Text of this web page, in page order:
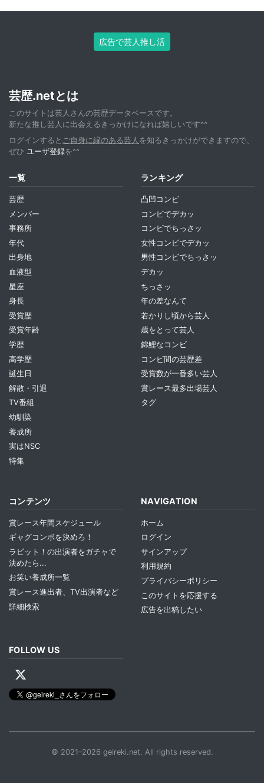
広告で芸人推し活
芸歴.netとは
このサイトは芸人さんの芸歴データベースです。
新たな推し芸人に出会えるきっかけになれば嬉しいです^^
ログインすると ご自身に縁のある芸人 を知るきっかけができますので、
ぜひ ユーザ登録を^^
一覧
芸歴
メンバー
事務所
年代
出身地
血液型
星座
身長
受賞歴
受賞年齢
学歴
高学歴
誕生日
解散・引退
TV番組
幼馴染
養成所
実はNSC
特集
ランキング
凸凹コンビ
コンビでデカッ
コンビでちっさッ
女性コンビでデカッ
男性コンビでちっさッ
デカッ
ちっさッ
年の差なんて
若かりし頃から芸人
歳をとって芸人
錦鯉なコンビ
コンビ間の芸歴差
受賞数が一番多い芸人
賞レース最多出場芸人
タグ
コンテンツ
賞レース年間スケジュール
ギャグコンボを決めろ！
ラビット！の出演者をガチャで
決めたら...
お笑い養成所一覧
賞レース進出者、TV出演者など
詳細検索
NAVIGATION
ホーム
ログイン
サインアップ
利用規約
プライバシーポリシー
このサイトを応援する
広告を出稿したい
FOLLOW US
© 2021–2026 geireki.net. All rights reserved.